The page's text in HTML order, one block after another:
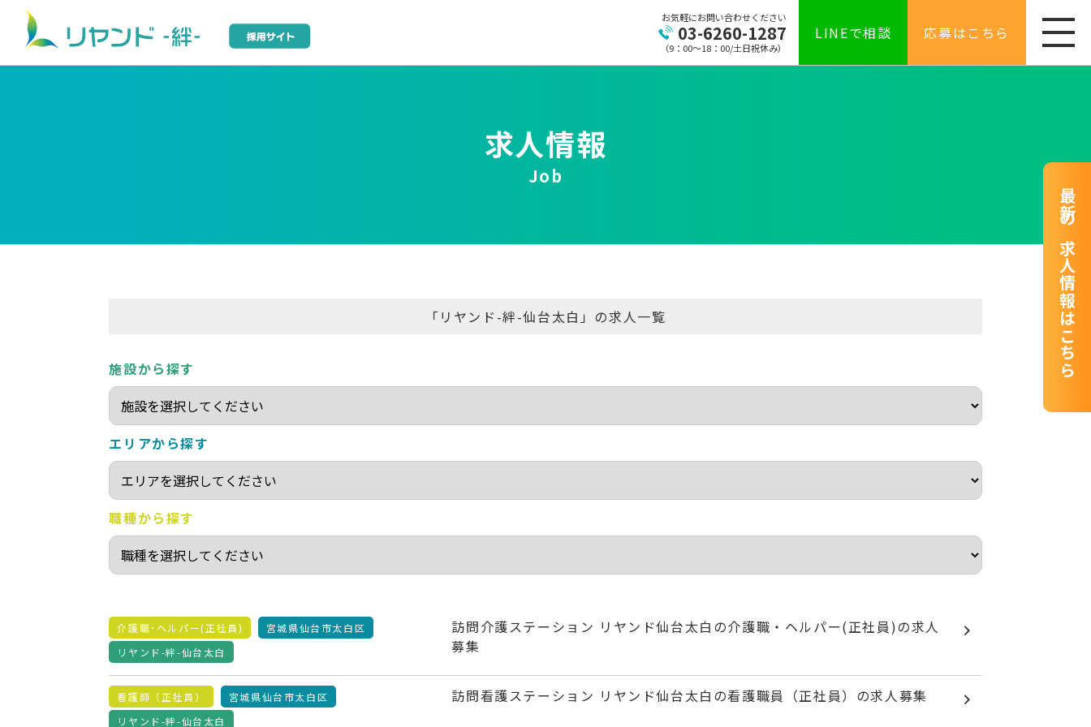
お気軽にお問い合わせください
03-6260-1287
（9：00～18：00/土日祝休み）
LINEで相談 応募はこちら
最新の求人情報はこちら
求人情報
Job
「リヤンド-絆-仙台太白」の求人一覧
施設から探す
エリアから探す
職種から探す
介護職･ヘルパー(正社員)
宮城県仙台市太白区
リヤンド-絆-仙台太白
訪問介護ステーション リヤンド仙台太白の介護職・ヘルパー(正社員)の求人
募集
看護師（正社員）
宮城県仙台市太白区
リヤンド-絆-仙台太白
訪問看護ステーション リヤンド仙台太白の看護職員（正社員）の求人募集